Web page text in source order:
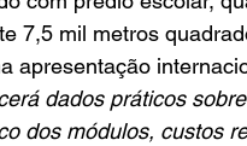
7,5 mil metros
apresentação
dados práticos
dos módulos, custos